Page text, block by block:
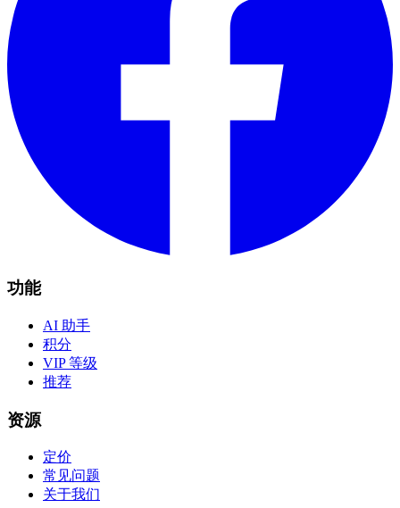
功能
AI 助手
积分
VIP 等级
推荐
资源
定价
常见问题
关于我们